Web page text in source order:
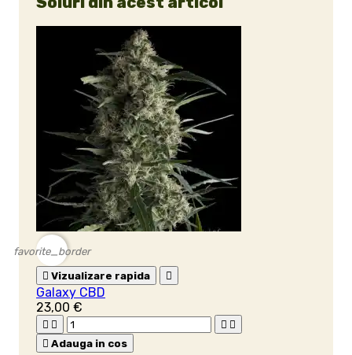
favorite_border
 Vizualizare rapida 
Galaxy CBD
23,00 €
   
 Adauga in cos